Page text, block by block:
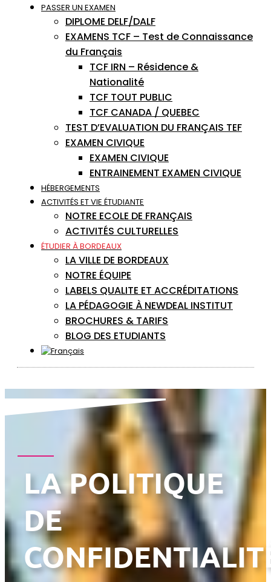
PASSER UN EXAMEN
DIPLOME DELF/DALF
EXAMENS TCF – Test de Connaissance
du Français
TCF IRN – Résidence &
Nationalité
TCF TOUT PUBLIC
TCF CANADA / QUEBEC
TEST D’EVALUATION DU FRANÇAIS TEF
EXAMEN CIVIQUE
EXAMEN CIVIQUE
ENTRAINEMENT EXAMEN CIVIQUE
HÉBERGEMENTS
ACTIVITÉS ET VIE ÉTUDIANTE
NOTRE ECOLE DE FRANÇAIS
ACTIVITÉS CULTURELLES
ÉTUDIER À BORDEAUX
LA VILLE DE BORDEAUX
NOTRE ÉQUIPE
LABELS QUALITE ET ACCRÉDITATIONS
LA PÉDAGOGIE À NEWDEAL INSTITUT
BROCHURES & TARIFS
BLOG DES ETUDIANTS
LA POLITIQUE
DE